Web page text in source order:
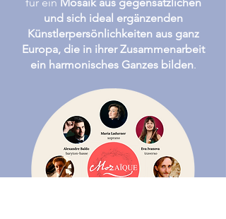
und sich ideal ergänzenden
Künstlerpersönlichkeiten aus ganz
Europa, die in ihrer Zusammenarbeit
ein harmonisches Ganzes bilden.